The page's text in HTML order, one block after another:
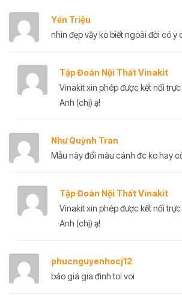
Yến Triệu
nhìn đẹp vậy ko biết ngoài đời có y
Tập Đoàn Nội Thất Vinakit
Vinakit xin phép được kết nối trực
Anh (chị) ạ!
Như Quỳnh Tran
Mẫu này đổi màu cánh đc ko hay
Tập Đoàn Nội Thất Vinakit
Vinakit xin phép được kết nối trực
Anh (chị) ạ!
phucnguyenhocj12
báo giá gia đình toi voi